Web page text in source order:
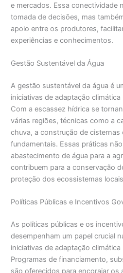
e mercados. Essa conectividade
tomada de decisões, mas
apoio entre os produtores,
experiências e conhecimentos.
Gestão Sustentável da Água
A gestão sustentável da água é
iniciativas de adaptação climática
Com a escassez hídrica se
várias regiões, técnicas como a
chuva, a construção de cisternas
fundamentais. Essas práticas
abastecimento de água para a
contribuem para a conservação
proteção dos ecossistemas
Políticas Públicas e Incentivos
As políticas públicas e os
desempenham um papel crucial
iniciativas de adaptação climática
Programas de financiamento,
são oferecidos para encorajar os